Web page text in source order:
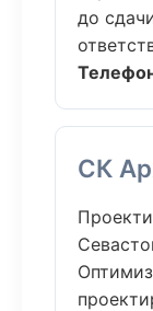
до
СК